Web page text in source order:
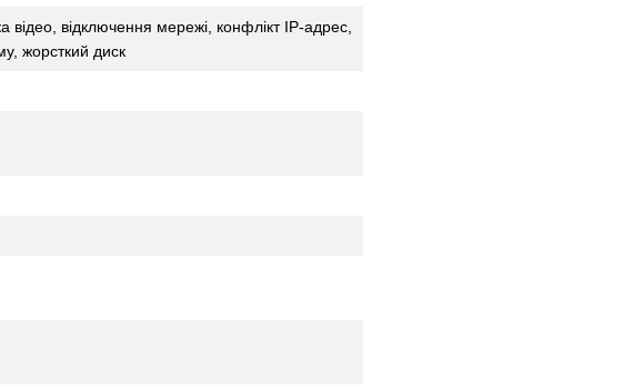
відео, відключення мережі, конфлікт IP-адрес,
жорсткий диск